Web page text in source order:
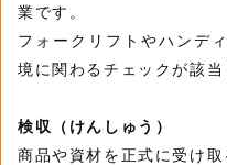
業です。
フォークリフトやハンデ
境に関わるチェックが該当
検収（けんしゅう）
商品や資材を正式に受け